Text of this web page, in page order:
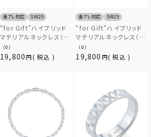
金アレ対応 SV925
“for Gift”ハイブリッド
マテリアルネックレス（ラ
ージウェーブダブルリン
グ｜シルバー×ライトブ
ラック）/シルバー925＆サ
19,800 税込
（0）
金アレ対応 SV925
“for Gift”ハイブリッド
マテリアルネックレス（ラ
ージウェーブダブルリン
グ｜シルバー）/シルバー
925＆サージカルステン
19,800 税込
（0）